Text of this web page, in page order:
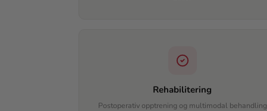
Rehabilitering
Postoperativ opptrening og multimodal behandling